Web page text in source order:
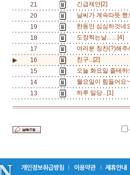
21
긴급제안[2]
20
날씨가 계속따뜻
19
한동안 심심하것네
18
도장찍는날.......[4]
17
여러분 칭찬(?)해
▶
16
친구...[2]
15
오늘 화요일 즐테
14
월요일이 힘들어
13
하루 일당...[1]